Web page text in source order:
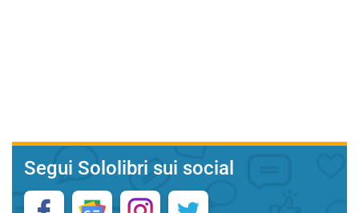
Segui Sololibri sui social